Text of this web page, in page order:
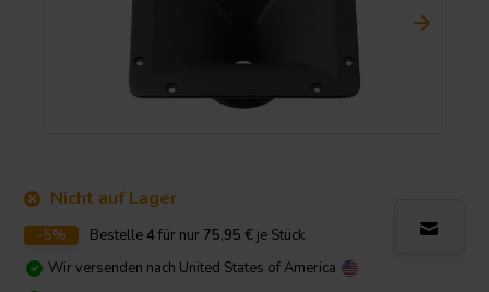
Nicht auf Lager
-5% Bestelle4 für nur 75,95 € je Stück
Wir versenden nach United States of America